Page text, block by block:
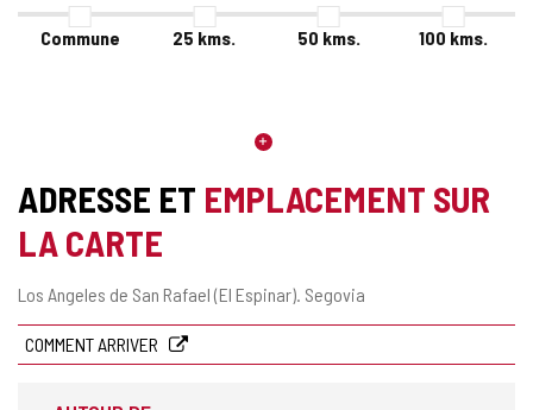
Commune 25 kms. 50 kms. 100 kms.
ADRESSE ET EMPLACEMENT SUR
LA CARTE
Adresse
Los Angeles de San Rafael (El Espinar). Segovia
COMMENT ARRIVER